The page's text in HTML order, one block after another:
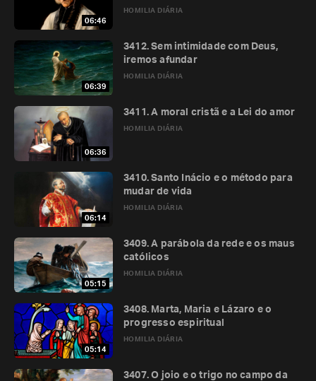
06:46
HOMILIA DIÁRIA
06:39
HOMILIA DIÁRIA
3412. Sem intimidade com Deus,
iremos afundar
06:36
HOMILIA DIÁRIA
3411. A moral cristã e a Lei do amor
06:14
HOMILIA DIÁRIA
3410. Santo Inácio e o método para
mudar de vida
05:15
HOMILIA DIÁRIA
3409. A parábola da rede e os maus
católicos
05:14
HOMILIA DIÁRIA
3408. Marta, Maria e Lázaro e o
progresso espiritual
3407. O joio e o trigo no campo da